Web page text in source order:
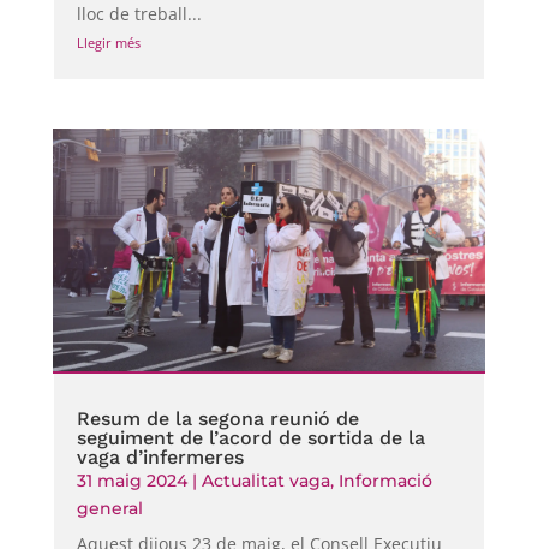
lloc de treball...
Llegir més
Resum de la segona reunió de
seguiment de l’acord de sortida de la
vaga d’infermeres
31 maig 2024| Actualitat vaga, Informació
general
Aquest dijous 23 de maig, el Consell Executiu